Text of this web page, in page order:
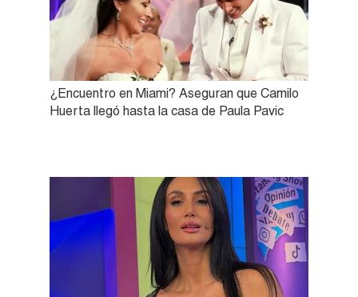
¿Encuentro en Miami? Aseguran que Camilo
Huerta llegó hasta la casa de Paula Pavic